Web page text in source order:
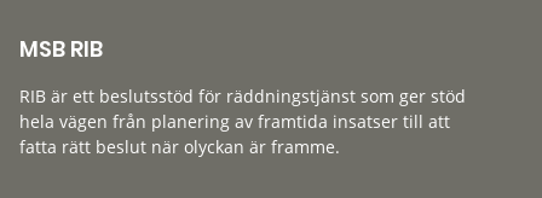
MSB RIB
RIB är ett beslutsstöd för räddningstjänst som ger stöd
hela vägen från planering av framtida insatser till att
fatta rätt beslut när olyckan är framme.